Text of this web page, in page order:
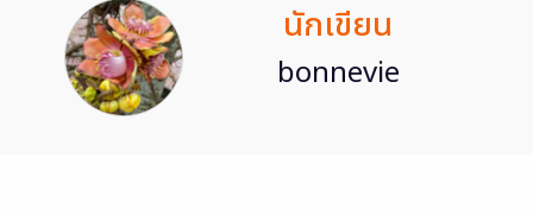
นักเขียน
bonnevie